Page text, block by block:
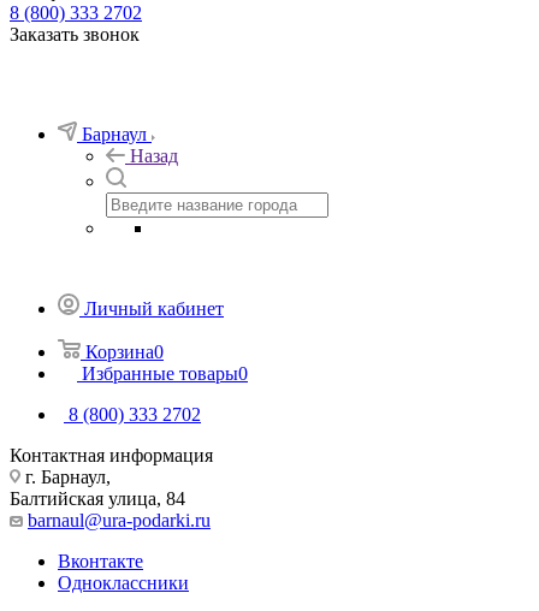
8 (800) 333 2702
Заказать звонок
Барнаул
Назад
Личный кабинет
Корзина0
Избранные товары0
8 (800) 333 2702
Контактная информация
г. Барнаул,
Балтийская улица, 84
barnaul@ura-podarki.ru
Вконтакте
Одноклассники